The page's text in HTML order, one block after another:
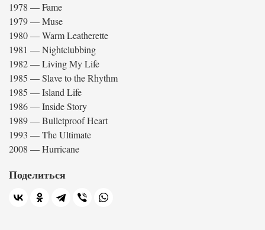
1978 — Fame
1979 — Muse
1980 — Warm Leatherette
1981 — Nightclubbing
1982 — Living My Life
1985 — Slave to the Rhythm
1985 — Island Life
1986 — Inside Story
1989 — Bulletproof Heart
1993 — The Ultimate
2008 — Hurricane
Поделиться